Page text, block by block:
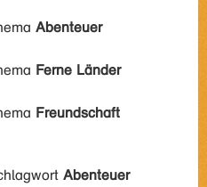
Abenteuer
Ferne Länder
Freundschaft
Abenteuer